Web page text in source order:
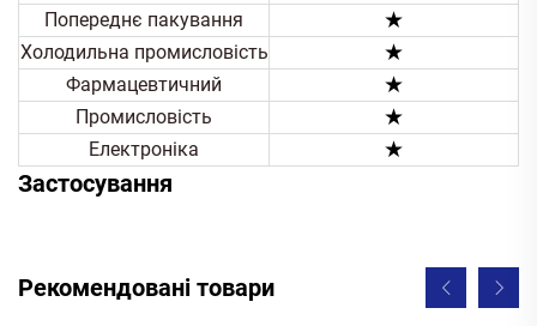
Застосування
Попереднє пакування ★
Холодильна промисловість ★
Фармацевтичний ★
Промисловість ★
Електроніка ★
Рекомендовані товари